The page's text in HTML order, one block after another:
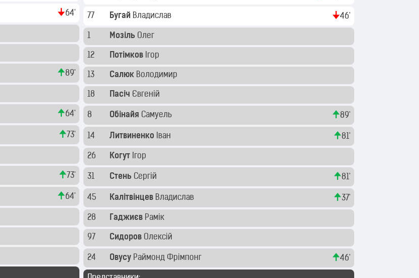
64'
89'
64'
73'
73'
64'
77 Бугай Владислав 46'
1 Мозіль Олег
12 Потімков Ігор
13 Салюк Володимир
18 Пасіч Євгеній
8 Обінайя Самуель 89'
14 Литвиненко Іван 81'
26 Когут Ігор
31 Стень Сергій 81'
45 Калітвінцев Владислав 37'
28 Гаджиєв Рамік
97 Сидоров Олексій
24 Овусу Раймонд Фрімпонг 46'